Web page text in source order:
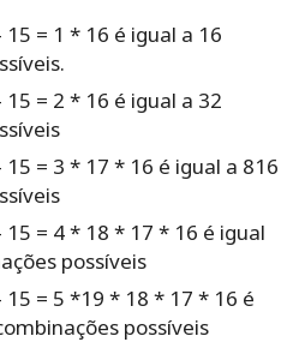
15 = 1 * 16 é igual a 16
15 = 2 * 16 é igual a 32
15 = 3 * 17 * 16 é igual a 816
15 = 4 * 18 * 17 * 16 é igual
possíveis
15 = 5 *19 * 18 * 17 * 16 é
possíveis